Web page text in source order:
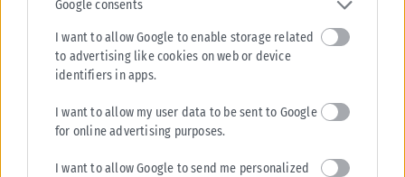
Google consents
I want to allow Google to enable storage related
to advertising like cookies on web or device
identifiers in apps.
I want to allow my user data to be sent to Google
for online advertising purposes.
I want to allow Google to send me personalized